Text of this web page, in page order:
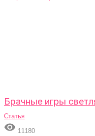
Брачные игры
Статья
 11180